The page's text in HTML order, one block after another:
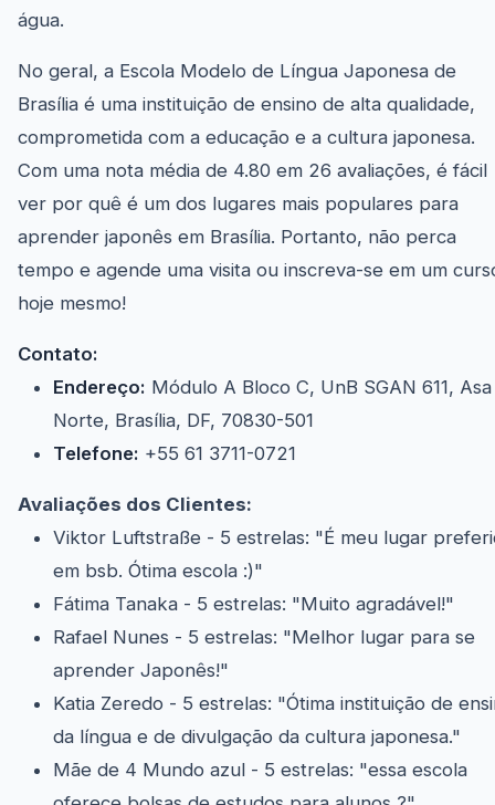
água.
No geral, a Escola Modelo de Língua Japonesa de
Brasília é uma instituição de ensino de alta qualidade,
comprometida com a educação e a cultura japonesa.
Com uma nota média de 4.80 em 26 avaliações, é fácil
ver por quê é um dos lugares mais populares para
aprender japonês em Brasília. Portanto, não perca
tempo e agende uma visita ou inscreva-se em um
hoje mesmo!
Contato:
Endereço: Módulo A Bloco C, UnB SGAN 611, Asa
Norte, Brasília, DF, 70830-501
Telefone: +55 61 3711-0721
Avaliações dos Clientes:
Viktor Luftstraße - 5 estrelas: "É meu lugar
em bsb. Ótima escola :)"
Fátima Tanaka - 5 estrelas: "Muito agradável!"
Rafael Nunes - 5 estrelas: "Melhor lugar para se
aprender Japonês!"
Katia Zeredo - 5 estrelas: "Ótima instituição de
da língua e de divulgação da cultura japonesa."
Mãe de 4 Mundo azul - 5 estrelas: "essa escola